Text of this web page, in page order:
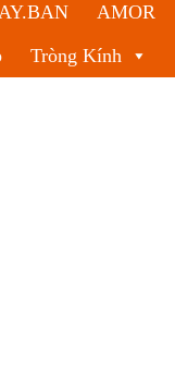
AMOR
Tròng Kính